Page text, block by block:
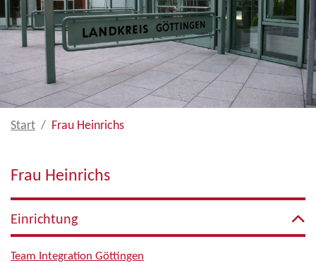
Start Frau Heinrichs
Frau Heinrichs
Einrichtung
Team Integration Göttingen